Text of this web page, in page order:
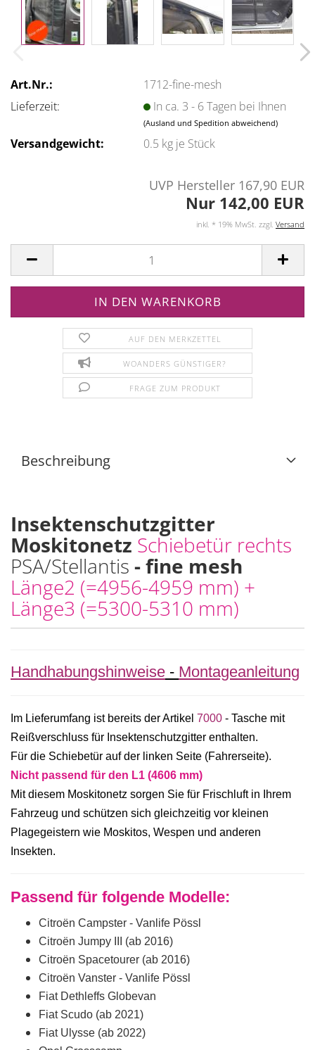
Art.Nr.:
1712-fine-mesh
Lieferzeit:
In ca. 3 - 6 Tagen bei Ihnen
(Ausland und Spedition abweichend)
Versandgewicht: 0.5 kg je Stück
UVP Hersteller 167,90 EUR
Nur 142,00 EUR
inkl. * 19% MwSt. zzgl. Versand
AUF DEN MERKZETTEL
WOANDERS GÜNSTIGER?
FRAGE ZUM PRODUKT
Beschreibung
Insektenschutzgitter
Moskitonetz Schiebetür rechts
PSA/Stellantis - fine mesh
Länge2 (=4956-4959 mm) +
Länge3 (=5300-5310 mm)
Handhabungshinweise - Montageanleitung
Im Lieferumfang ist bereits der Artikel 7000 - Tasche mit
Reißverschluss für Insektenschutzgitter enthalten.
Für die Schiebetür auf der linken Seite (Fahrerseite).
Nicht passend für den L1 (4606 mm)
Mit diesem Moskitonetz sorgen Sie für Frischluft in Ihrem
Fahrzeug und schützen sich gleichzeitig vor kleinen
Plagegeistern wie Moskitos, Wespen und anderen
Insekten.
Passend für folgende Modelle:
Citroën Campster - Vanlife Pössl
Citroën Jumpy III (ab 2016)
Citroën Spacetourer (ab 2016)
Citroën Vanster - Vanlife Pössl
Fiat Dethleffs Globevan
Fiat Scudo (ab 2021)
Fiat Ulysse (ab 2022)